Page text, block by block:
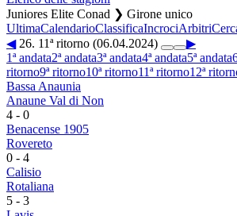
Juniores Elite Conad ❯ Girone unico
UltimaCalendarioClassificaIncrociArbitri
◀26. 11ª ritorno (06.04.2024)
▶
1ª andata2ª andata3ª andata4ª andata5ª andata
ritorno9ª ritorno10ª ritorno11ª ritorno12ª
Bassa Anaunia
Anaune Val di Non
4 - 0
Benacense 1905
Rovereto
0 - 4
Calisio
Rotaliana
5 - 3